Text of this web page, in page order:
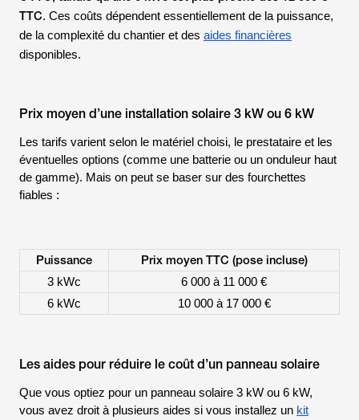
TTC. Ces coûts dépendent essentiellement de la puissance,
de la complexité du chantier et des aides financières
disponibles.
Prix moyen d’une installation solaire 3 kW ou 6 kW
Les tarifs varient selon le matériel choisi, le prestataire et les
éventuelles options (comme une batterie ou un onduleur haut
de gamme). Mais on peut se baser sur des fourchettes
fiables :
Puissance Prix moyen TTC (pose incluse)
3 kWc
6 000 à 11 000 €
6 kWc
10 000 à 17 000 €
Les aides pour réduire le coût d’un panneau solaire
Que vous optiez pour un panneau solaire 3 kW ou 6 kW,
vous avez droit à plusieurs aides si vous installez un kit